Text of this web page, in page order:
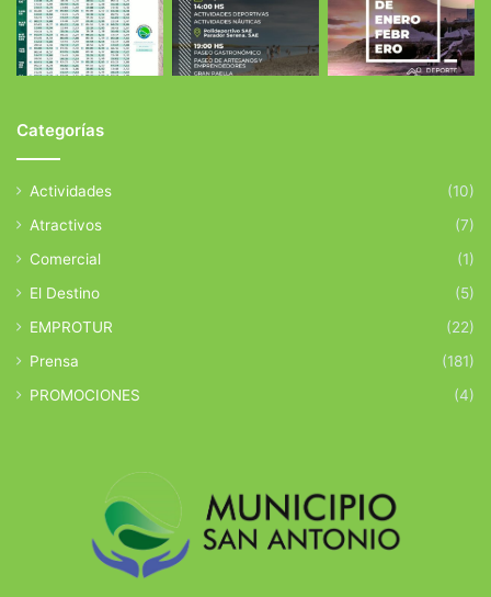
Categorías
Actividades
(10)
Atractivos
(7)
Comercial
(1)
El Destino
(5)
EMPROTUR
(22)
Prensa
(181)
PROMOCIONES
(4)